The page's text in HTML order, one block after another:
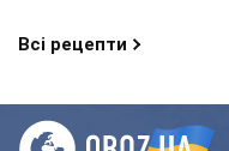
Всі рецепти